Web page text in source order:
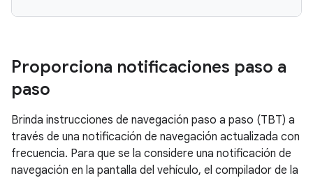
Proporciona notificaciones paso a
paso
Brinda instrucciones de navegación paso a paso (TBT) a
través de una notificación de navegación actualizada con
frecuencia. Para que se la considere una notificación de
navegación en la pantalla del vehículo, el compilador de la